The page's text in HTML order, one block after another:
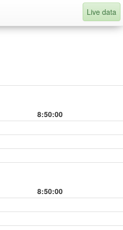
Live data
8:50:00
8:50:00